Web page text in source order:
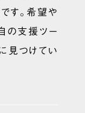
す。希望や
の支援ツー
見つけてい